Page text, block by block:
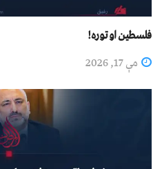
فلسطین او توره!
مې 17, 2026